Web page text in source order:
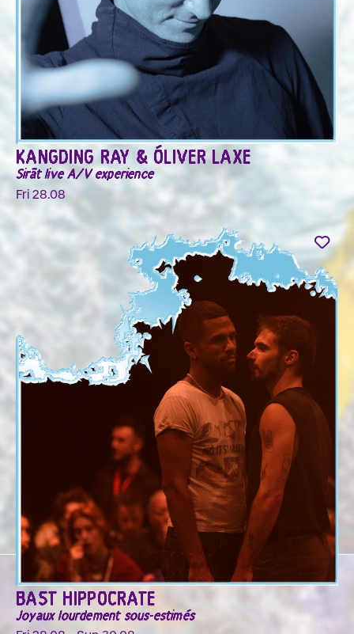
KANGDING RAY & ÓLIVER LAXE
Sirāt live A/V experience
Fri 28.08
BAST HIPPOCRATE
Joyaux lourdement sous-estimés